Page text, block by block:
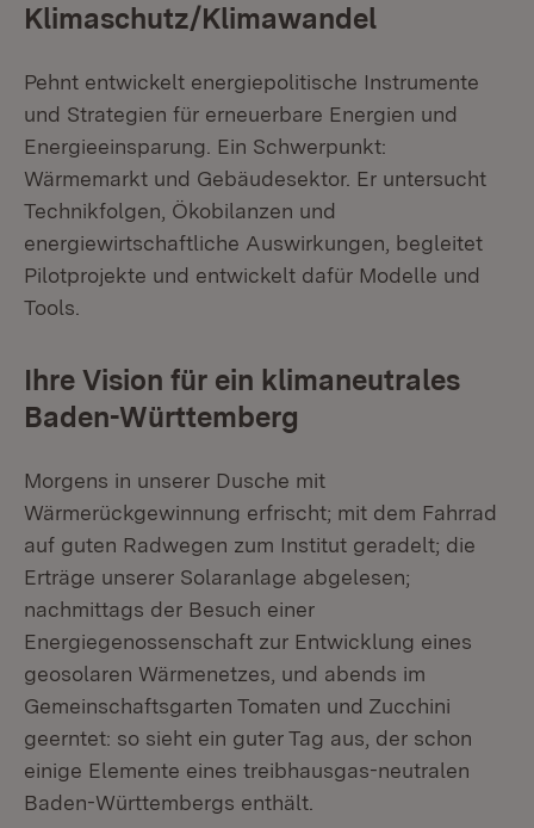
Klimaschutz/Klimawandel
Pehnt entwickelt energiepolitische Instrumente
und Strategien für erneuerbare Energien und
Energieeinsparung. Ein Schwerpunkt:
Wärmemarkt und Gebäudesektor. Er untersucht
Technikfolgen, Ökobilanzen und
energiewirtschaftliche Auswirkungen, begleitet
Pilotprojekte und entwickelt dafür Modelle und
Tools.
Ihre Vision für ein klimaneutrales
Baden-Württemberg
Morgens in unserer Dusche mit
Wärmerückgewinnung erfrischt; mit dem Fahrrad
auf guten Radwegen zum Institut geradelt; die
Erträge unserer Solaranlage abgelesen;
nachmittags der Besuch einer
Energiegenossenschaft zur Entwicklung eines
geosolaren Wärmenetzes, und abends im
Gemeinschaftsgarten Tomaten und Zucchini
geerntet: so sieht ein guter Tag aus, der schon
einige Elemente eines treibhausgas-neutralen
Baden-Württembergs enthält.